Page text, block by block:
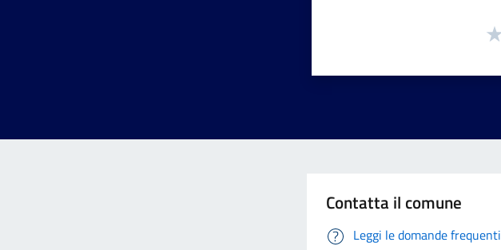
Contatta il comune
Leggi le domande frequenti